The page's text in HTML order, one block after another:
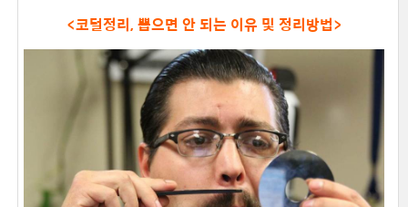
<코털정리, 뽑으면 안 되는 이유 및 정리방법>